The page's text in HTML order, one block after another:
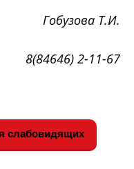
Гобузова Т.И.
8(84646) 2-11-67
слабовидящих